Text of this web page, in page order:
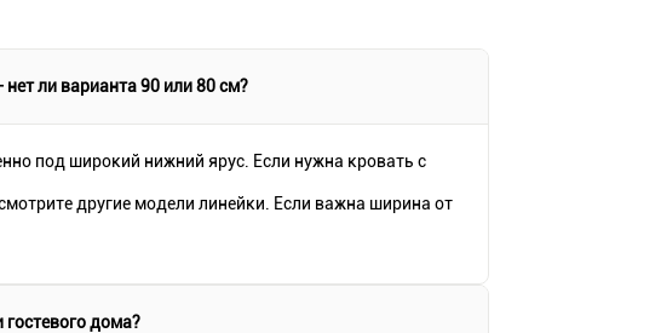
ли варианта 90 или 80 см?
под широкий нижний ярус. Если нужна кровать с
другие модели линейки. Если важна ширина от
дома?